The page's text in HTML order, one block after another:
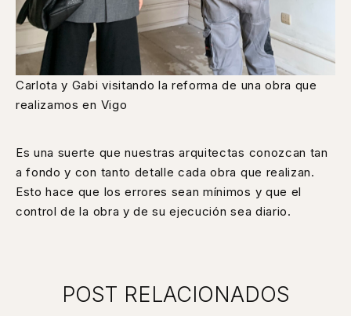
Carlota y Gabi visitando la reforma de una obra que
realizamos en Vigo
Es una suerte que nuestras arquitectas conozcan tan
a fondo y con tanto detalle cada obra que realizan.
Esto hace que los errores sean mínimos y que el
control de la obra y de su ejecución sea diario.
POST RELACIONADOS